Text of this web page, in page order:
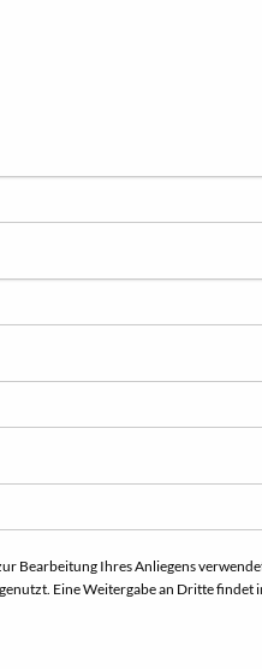
Bearbeitung Ihres Anliegens
Eine Weitergabe an Dritte findet